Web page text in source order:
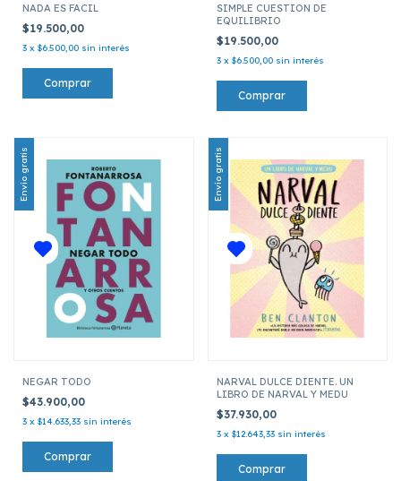
NADA ES FACIL
$19.500,00
3 x $6.500,00 sin interés
SIMPLE CUESTION DE
EQUILIBRIO
$19.500,00
3 x $6.500,00 sin interés
Envío gratis
NEGAR TODO
$43.900,00
3 x $14.633,33 sin interés
Envío gratis
NARVAL DULCE DIENTE. UN
LIBRO DE NARVAL Y MEDU
$37.930,00
3 x $12.643,33 sin interés